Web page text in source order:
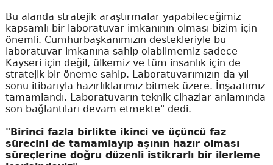
Bu alanda stratejik araştırmalar yapabileceğimiz
kapsamlı bir laboratuvar imkanının olması bizim için
önemli. Cumhurbaşkanımızın destekleriyle bu
laboratuvar imkanına sahip olabilmemiz sadece
Kayseri için değil, ülkemiz ve tüm insanlık için de
stratejik bir öneme sahip. Laboratuvarımızın da yıl
sonu itibarıyla hazırlıklarımız bitmek üzere. İnşaatımız
tamamlandı. Laboratuvarın teknik cihazlar anlamında
son bağlantıları devam etmekte" dedi.
"Birinci fazla birlikte ikinci ve üçüncü faz
sürecini de tamamlayıp aşının hazır olması
süreçlerine doğru düzenli istikrarlı bir ilerleme